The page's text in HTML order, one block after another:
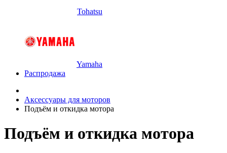
Tohatsu
Yamaha
Распродажа
Аксессуары для моторов
Подъём и откидка мотора
Подъём и откидка мотора